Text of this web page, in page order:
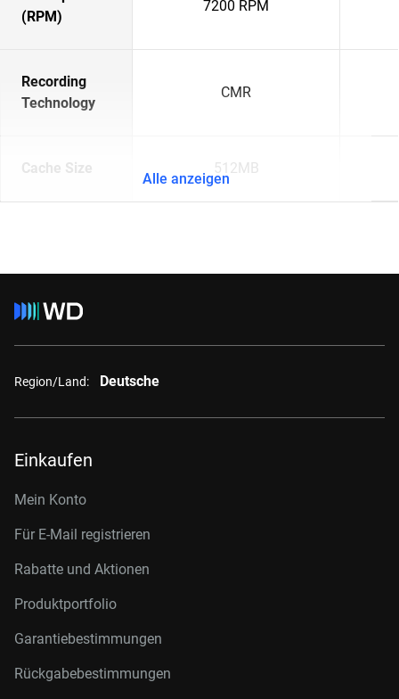
(RPM)
7200 RPM
Recording
Technology
CMR
Cache Size 512MB
Alle anzeigen
Region/Land: Deutsche
Einkaufen
Mein Konto
Für E-Mail registrieren
Rabatte und Aktionen
Produktportfolio
Garantiebestimmungen
Rückgabebestimmungen